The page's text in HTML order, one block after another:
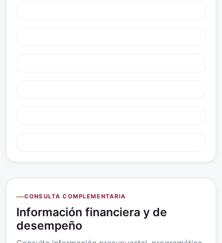
CONSULTA COMPLEMENTARIA
Información financiera y de
desempeño